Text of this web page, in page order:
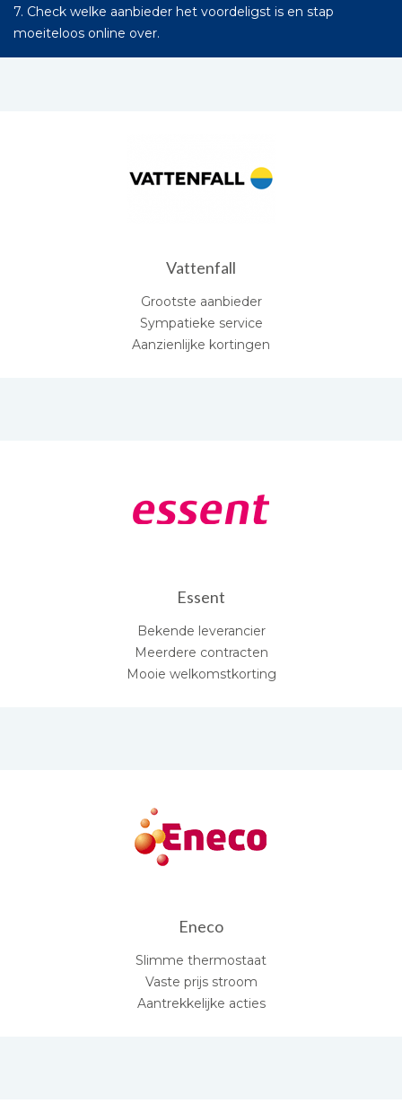
7. Check welke aanbieder het voordeligst is en stap
moeiteloos online over.
Vattenfall
Grootste aanbieder
Sympatieke service
Aanzienlijke kortingen
Essent
Bekende leverancier
Meerdere contracten
Mooie welkomstkorting
Eneco
Slimme thermostaat
Vaste prijs stroom
Aantrekkelijke acties